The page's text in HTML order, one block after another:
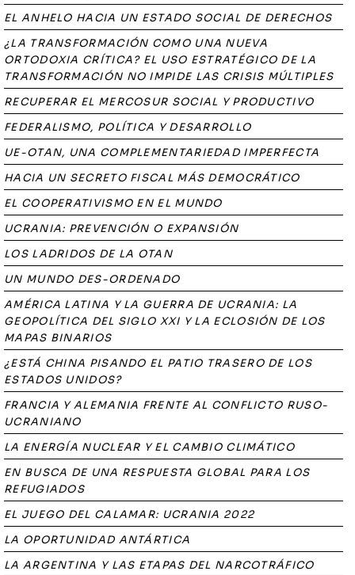
EL ANHELO HACIA UN ESTADO SOCIAL DE DERECHOS
¿LA TRANSFORMACIÓN COMO UNA NUEVA
ORTODOXIA CRÍTICA? EL USO ESTRATÉGICO DE LA
TRANSFORMACIÓN NO IMPIDE LAS CRISIS MÚLTIPLES
RECUPERAR EL MERCOSUR SOCIAL Y PRODUCTIVO
FEDERALISMO, POLÍTICA Y DESARROLLO
UE-OTAN, UNA COMPLEMENTARIEDAD IMPERFECTA
HACIA UN SECRETO FISCAL MÁS DEMOCRÁTICO
EL COOPERATIVISMO EN EL MUNDO
UCRANIA: PREVENCIÓN O EXPANSIÓN
LOS LADRIDOS DE LA OTAN
UN MUNDO DES-ORDENADO
AMÉRICA LATINA Y LA GUERRA DE UCRANIA: LA
GEOPOLÍTICA DEL SIGLO XXI Y LA ECLOSIÓN DE LOS
MAPAS BINARIOS
¿ESTÁ CHINA PISANDO EL PATIO TRASERO DE LOS
ESTADOS UNIDOS?
FRANCIA Y ALEMANIA FRENTE AL CONFLICTO RUSO-
UCRANIANO
LA ENERGÍA NUCLEAR Y EL CAMBIO CLIMÁTICO
EN BUSCA DE UNA RESPUESTA GLOBAL PARA LOS
REFUGIADOS
EL JUEGO DEL CALAMAR: UCRANIA 2022
LA OPORTUNIDAD ANTÁRTICA
LA ARGENTINA Y LAS ETAPAS DEL NARCOTRÁFICO